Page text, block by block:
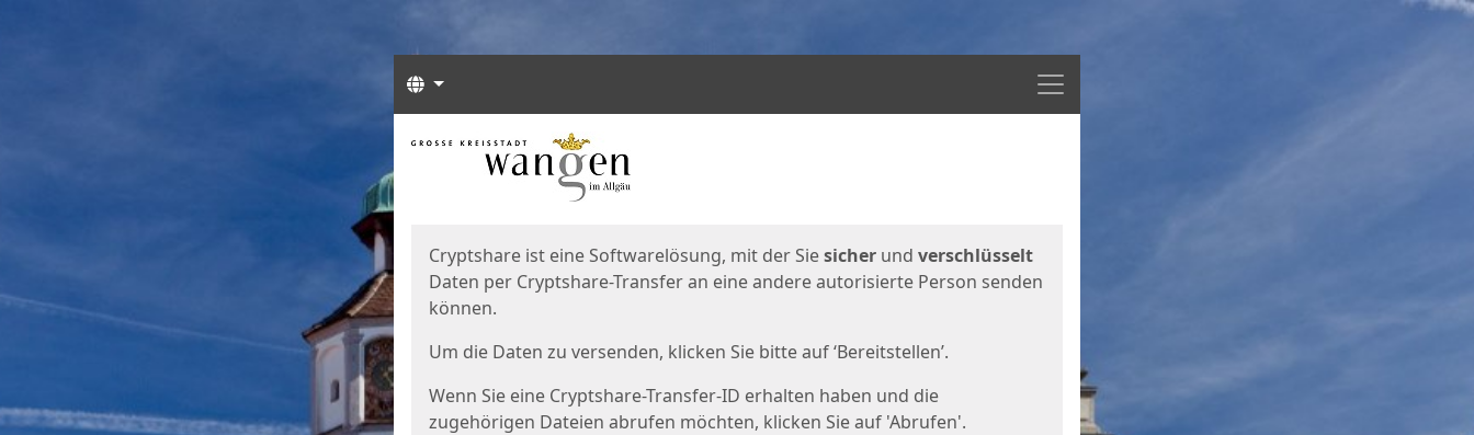
Menü
Sprachen
Start
Cryptshare ist eine Softwarelösung, mit der Siesicher und verschlüsselt
Daten per Cryptshare-Transfer an eine andere autorisierte Person senden
können.
Um die Daten zu versenden, klicken Sie bitte auf ‘Bereitstellen’.
Wenn Sie eine Cryptshare-Transfer-ID erhalten haben und die
zugehörigen Dateien abrufen möchten, klicken Sie auf 'Abrufen'.